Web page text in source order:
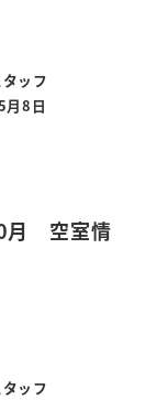
ッフ
8日
空室情
ッフ